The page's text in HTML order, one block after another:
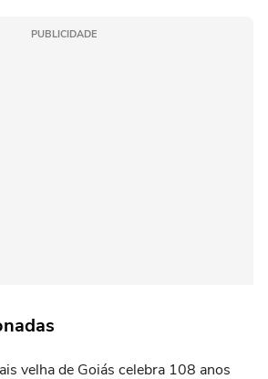
PUBLICIDADE
velha de Goiás celebra 108 anos